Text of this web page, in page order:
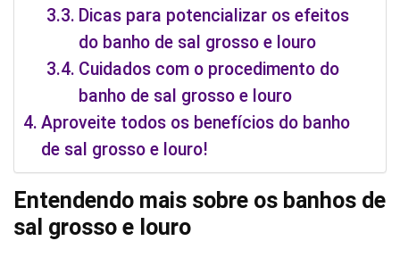
Dicas para potencializar os efeitos
do banho de sal grosso e louro
Cuidados com o procedimento do
banho de sal grosso e louro
Aproveite todos os benefícios do banho
de sal grosso e louro!
Entendendo mais sobre os banhos de
sal grosso e louro